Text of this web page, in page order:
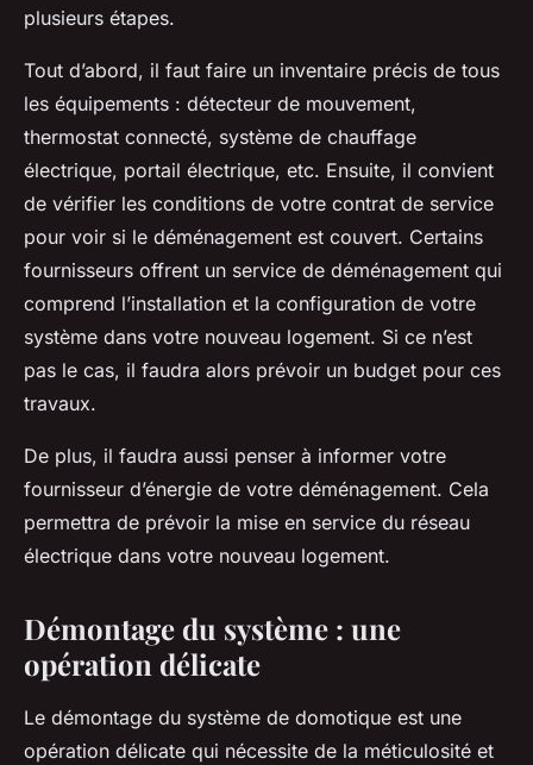
plusieurs étapes.
Tout d’abord, il faut faire un inventaire précis de tous
les équipements : détecteur de mouvement,
thermostat connecté, système de chauffage
électrique, portail électrique, etc. Ensuite, il convient
de vérifier les conditions de votre contrat de service
pour voir si le déménagement est couvert. Certains
fournisseurs offrent un service de déménagement qui
comprend l’installation et la configuration de votre
système dans votre nouveau logement. Si ce n’est
pas le cas, il faudra alors prévoir un budget pour ces
travaux.
De plus, il faudra aussi penser à informer votre
fournisseur d’énergie de votre déménagement. Cela
permettra de prévoir la mise en service du réseau
électrique dans votre nouveau logement.
Démontage du système : une
opération délicate
Le démontage du système de domotique est une
opération délicate qui nécessite de la méticulosité et